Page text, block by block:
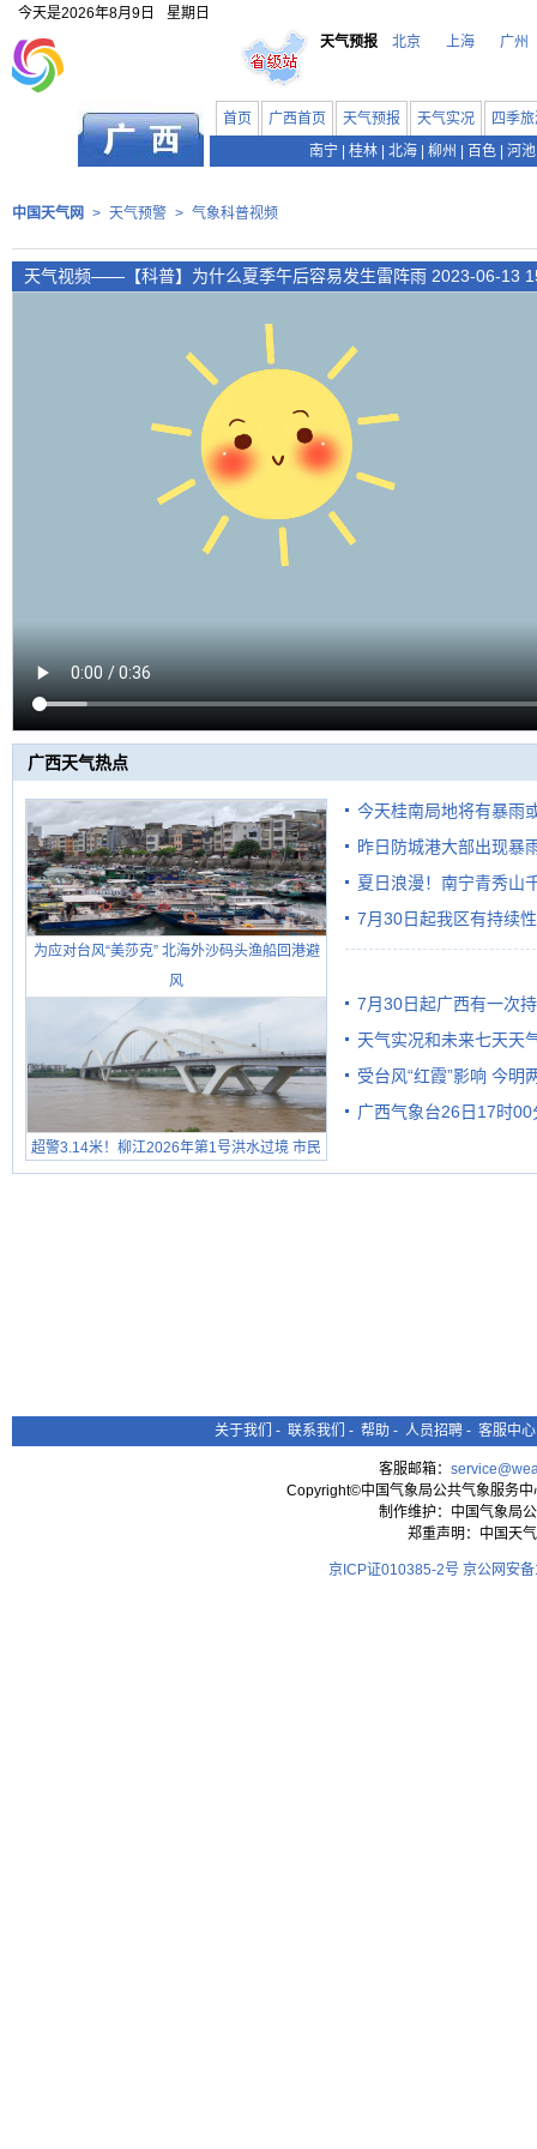
今天是2026年8月9日
星期日
天气预报
北京 上海 广州
首页 广西首页 天气预报 天气实况
四季
南宁
桂林 北海 柳州 百色 河池
中国天气网 > 天气预警 > 气象科普视频
天气视频——【科普】为什么夏季午后容易发生雷阵雨 2023-06-13
广西天气热点
为应对台风“美莎克” 北海外沙码头渔船回港避
风
超警3.14米！柳江2026年第1号洪水过境 市民
在堤岸见证汛况
今天桂南局地将有暴雨
需继续防范
昨日防城港大部出现暴
雨
夏日浪漫！南宁青秀山
7月30日起我区有持续
7月30日起广西有一次
天气实况和未来七天天
受台风“红霞”影响 今明
有较强降雨
广西气象台26日17时
关于我们 - 联系我们 - 帮助 - 人员招聘 - 客服中心
客服邮箱：
Copyright©中国气象局公共气象服务
制作维护：中国气象局
郑重声明：中国天
京ICP证010385-2号 京公网安